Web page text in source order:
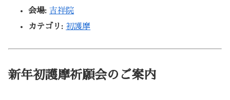
会場: 吉祥院
カテゴリ: 初護摩
新年初護摩祈願会のご案内